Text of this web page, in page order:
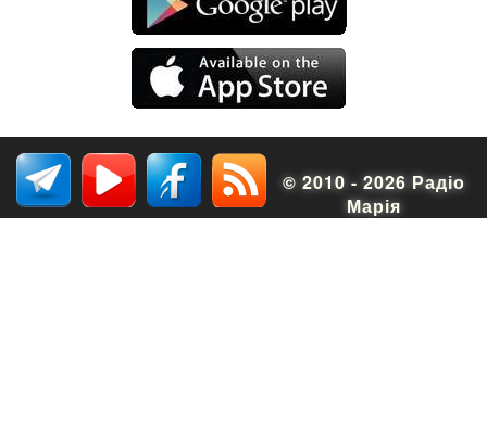
© 2010 - 2026 Радіо
Марія